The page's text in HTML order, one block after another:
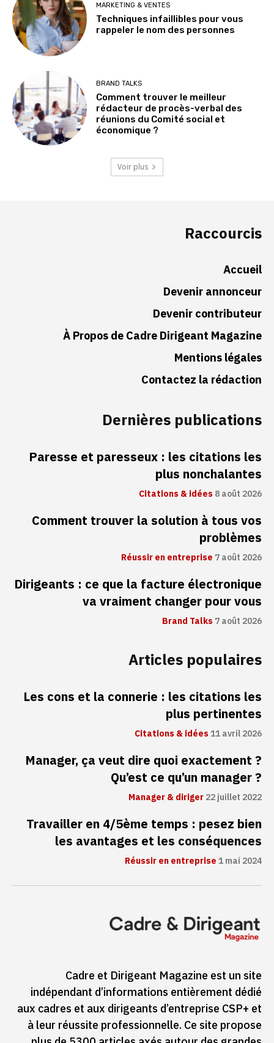
MARKETING & VENTES
Techniques infaillibles pour vous
rappeler le nom des personnes
BRAND TALKS
Comment trouver le meilleur
rédacteur de procès-verbal des
réunions du Comité social et
économique ?
Voir plus
Raccourcis
Accueil
Devenir annonceur
Devenir contributeur
À Propos de Cadre Dirigeant Magazine
Mentions légales
Contactez la rédaction
Dernières publications
Paresse et paresseux : les citations les
plus nonchalantes
Citations & idées8 août 2026
Comment trouver la solution à tous vos
problèmes
Réussir en entreprise 7 août 2026
Dirigeants : ce que la facture électronique
va vraiment changer pour vous
Brand Talks7 août 2026
Articles populaires
Les cons et la connerie : les citations les
plus pertinentes
Citations & idées11 avril 2026
Manager, ça veut dire quoi exactement ?
Qu’est ce qu’un manager ?
Manager & diriger22 juillet 2022
Travailler en 4/5ème temps : pesez bien
les avantages et les conséquences
Réussir en entreprise1 mai 2024
Cadre et Dirigeant Magazine est un site
indépendant d’informations entièrement dédié
aux cadres et aux dirigeants d’entreprise CSP+ et
à leur réussite professionnelle. Ce site propose